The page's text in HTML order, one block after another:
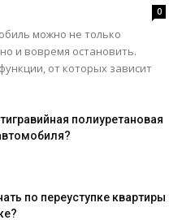
0
можно не только
и вовремя остановить.
от которых зависит
полиуретановая
по переуступке квартиры